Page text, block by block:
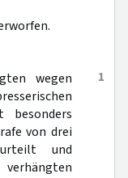
1
wegen
besonders
von drei
und